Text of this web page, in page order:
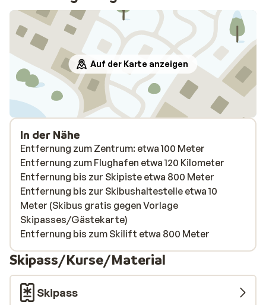
Auf der Karte anzeigen
In der Nähe
Entfernung zum Zentrum: etwa 100 Meter
Entfernung zum Flughafen etwa 120 Kilometer
Entfernung bis zur Skipiste etwa 800 Meter
Entfernung bis zur Skibushaltestelle etwa 10
Meter (Skibus gratis gegen Vorlage
Skipasses/Gästekarte)
Entfernung bis zum Skilift etwa 800 Meter
Skipass/Kurse/Material
Skipass